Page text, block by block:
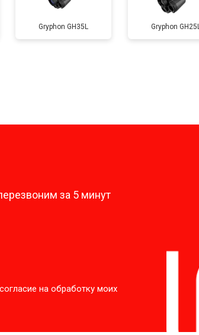
Gryphon GH35L Gryphon GH25L
за 5 минут
на обработку моих